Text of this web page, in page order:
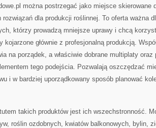
można postrzegać jako miejsce skierowane
dla produkcji roślinnej. To oferta ważna
którzy prowadzą mniejsze uprawy i chcą
kojarzone głównie z profesjonalną produkcją.
na porządek, a właściwie dobrane multiplaty
tego podejścia. Pozwalają oszczędzać
i w bardziej uporządkowany sposób planować
takich produktów jest ich wszechstronność.
roślin ozdobnych, kwiatów balkonowych, bylin,